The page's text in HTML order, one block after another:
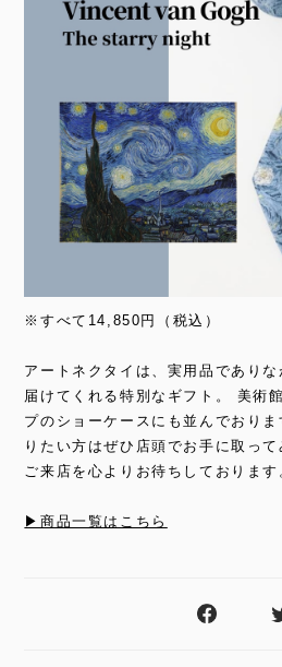
※すべて14,850円（税込）
アートネクタイは、実用品であり
届けてくれる特別なギフト。 美術
プのショーケースにも並んでおり
りたい方はぜひ店頭でお手に取っ
ご来店を心よりお待ちしております
▶商品一覧はこちら